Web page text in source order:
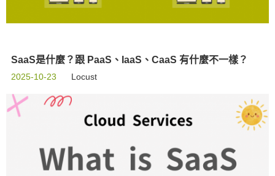
SaaS是什麼？跟 PaaS、IaaS、CaaS 有什麼不一樣？
2025-10-23 Locust